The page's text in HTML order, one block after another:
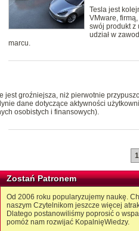
Tesla jest
VMware,
swój produkt z
udział w
marcu.
jest groźniejsza, niż pierwotnie
dane dotyczące aktywności
osobistych i finansowych).
1
Zostań Patronem
Od 2006 roku popularyzujemy naukę.
naszym Czytelnikom jeszcze więcej
Dlatego postanowiliśmy poprosić o
pomóż nam rozwijać KopalnięWiedzy.